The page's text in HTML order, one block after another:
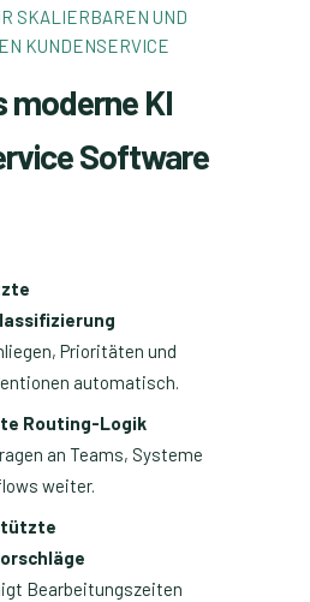
SKALIERBAREN UND
KUNDENSERVICE
moderne KI
Software
Prioritäten und
automatisch.
Routing-Logik
an Teams, Systeme
weiter.
Bearbeitungszeiten